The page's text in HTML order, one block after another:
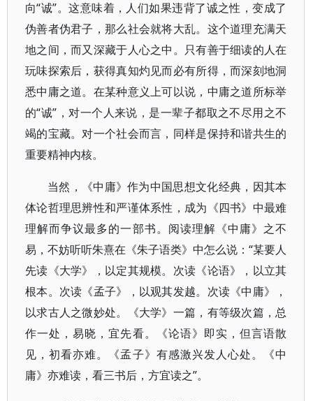
向“诚”。这意味着，人们如果违背了诚之性，变成了
伪善者伪君子，那么社会就将大乱。这个道理充满天
地之间，而又深藏于人心之中。只有善于细读的人在
玩味探索后，获得真知灼见而必有所得，而深刻地洞
悉中庸之道。在某种意义上可以说，中庸之道所标举
的“诚”，对一个人来说，是一辈子都取之不尽用之不
竭的宝藏。对一个社会而言，同样是保持和谐共生的
重要精神内核。
当然，《中庸》作为中国思想文化经典，因其本
体论哲理思辨性和严谨体系性，成为《四书》中最难
理解而争议最多的一部书。阅读理解《中庸》之不
易，不妨听听朱熹在《朱子语类》中怎么说：“某要人
先读《大学》，以定其规模。次读《论语》，以立其
根本。次读《孟子》，以观其发越。次读《中庸》，
以求古人之微妙处。《大学》一篇，有等级次篇，总
作一处，易晓，宜先看。《论语》即实，但言语散
见，初看亦难。《孟子》有感激兴发人心处。《中
庸》亦难读，看三书后，方宜读之”。